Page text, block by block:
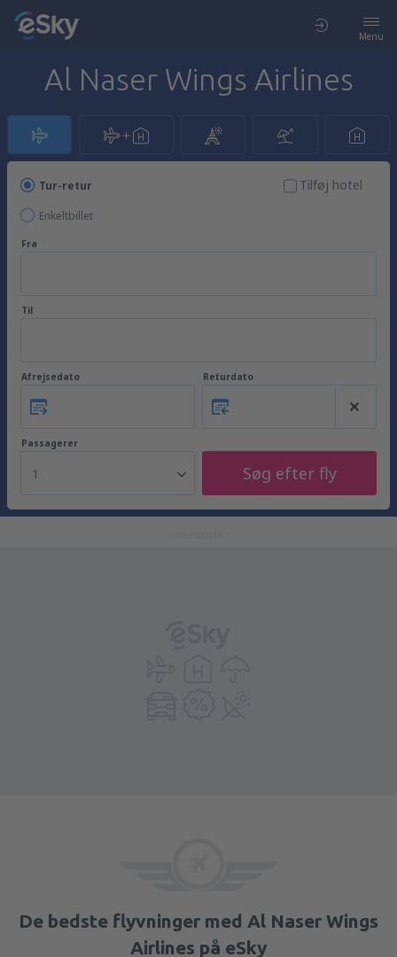
Menu
Al Naser Wings Airlines
Tur-retur
Enkeltbillet
Tilføj hotel
Fra
Til
Afrejsedato Returdato
Passagerer
1 Søg efter fly
De bedste flyvninger med Al Naser Wings
Airlines på eSky